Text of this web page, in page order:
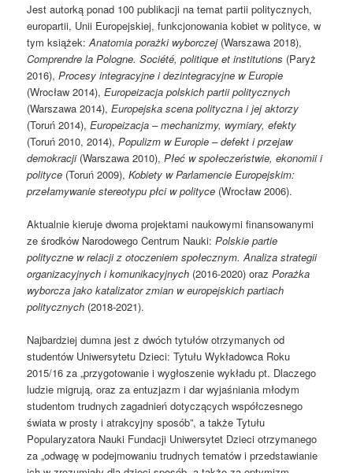
Jest autorką ponad 100 publikacji na temat partii politycznych,
europartii, Unii Europejskiej, funkcjonowania kobiet w polityce, w
tym książek:Anatomia porażki wyborczej(Warszawa 2018),
Comprendre la Pologne. Société, politique et institutions (Paryż
2016),Procesy integracyjne i dezintegracyjne w Europie
(Wrocław 2014),Europeizacja polskich partii politycznych
(Warszawa 2014),Europejska scena polityczna i jej aktorzy
(Toruń 2014),Europeizacja – mechanizmy, wymiary, efekty
(Toruń 2010, 2014), Populizm w Europie – defekt i przejaw
demokracji (Warszawa 2010),Płeć w społeczeństwie, ekonomii i
polityce (Toruń 2009),Kobiety w Parlamencie Europejskim:
przełamywanie stereotypu płci w polityce (Wrocław 2006).
Aktualnie kieruje dwoma projektami naukowymi finansowanymi
ze środków Narodowego Centrum Nauki:Polskie partie
polityczne w relacji z otoczeniem społecznym. Analiza strategii
organizacyjnych i komunikacyjnych (2016-2020) orazPorażka
wyborcza jako katalizator zmian w europejskich partiach
politycznych (2018-2021).
Najbardziej dumna jest z dwóch tytułów otrzymanych od
studentów Uniwersytetu Dzieci: Tytułu Wykładowca Roku
2015/16 za „przygotowanie i wygłoszenie wykładu pt. Dlaczego
ludzie migrują, oraz za entuzjazm i dar wyjaśniania młodym
studentom trudnych zagadnień dotyczących współczesnego
świata w prosty i atrakcyjny sposób”, a także Tytułu
Popularyzatora Nauki Fundacji Uniwersytet Dzieci otrzymanego
za „odwagę w podejmowaniu trudnych tematów i przedstawianie